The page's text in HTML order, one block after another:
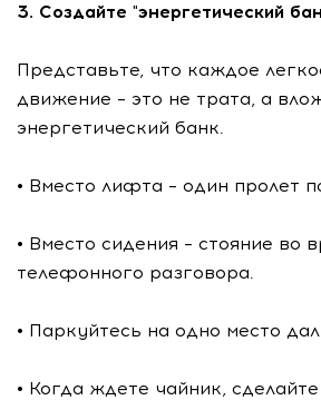
3. Создайте "энергетический
Представьте, что каждое
движение – это не трата, а
энергетический банк.
• Вместо лифта – один пролет
• Вместо сидения – стояние во
телефонного разговора.
• Паркуйтесь на одно место
• Когда ждете чайник,